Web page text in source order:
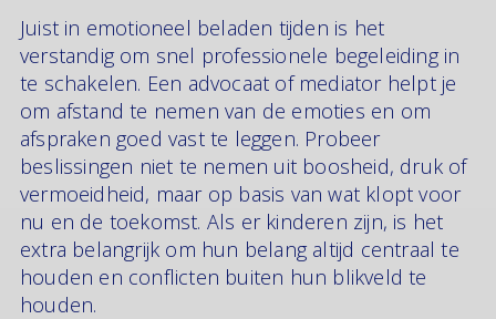
Juist in emotioneel beladen tijden is het
verstandig om snel professionele begeleiding in
te schakelen. Een advocaat of mediator helpt je
om afstand te nemen van de emoties en om
afspraken goed vast te leggen. Probeer
beslissingen niet te nemen uit boosheid, druk of
vermoeidheid, maar op basis van wat klopt voor
nu en de toekomst. Als er kinderen zijn, is het
extra belangrijk om hun belang altijd centraal te
houden en conflicten buiten hun blikveld te
houden.